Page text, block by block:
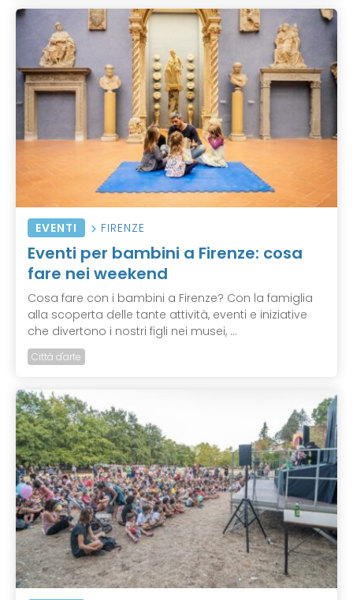
EVENTI FIRENZE
Eventi per bambini a Firenze: cosa
fare nei weekend
Cosa fare con i bambini a Firenze? Con la famiglia
alla scoperta delle tante attività, eventi e iniziative
che divertono i nostri figli nei musei, ...
Città d'arte